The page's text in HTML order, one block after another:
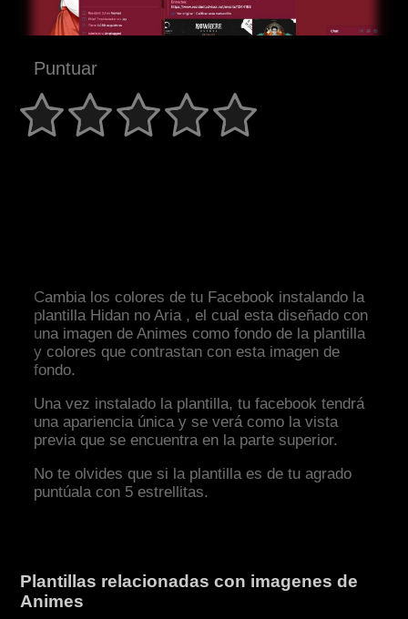
Puntuar
Cambia los colores de tu Facebook instalando la
plantilla Hidan no Aria , el cual esta diseñado con
una imagen de Animes como fondo de la plantilla
y colores que contrastan con esta imagen de
fondo.
Una vez instalado la plantilla, tu facebook tendrá
una apariencia única y se verá como la vista
previa que se encuentra en la parte superior.
No te olvides que si la plantilla es de tu agrado
puntúala con 5 estrellitas.
Plantillas relacionadas con imagenes de
Animes